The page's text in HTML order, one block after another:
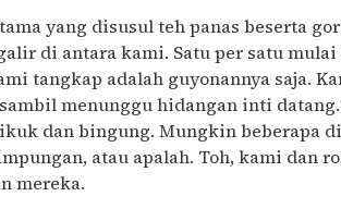
yang disusul teh panas beserta
di antara kami. Satu per satu
tangkap adalah guyonannya saja.
menunggu hidangan inti
dan bingung. Mungkin beberapa
atau apalah. Toh, kami dan
mereka.